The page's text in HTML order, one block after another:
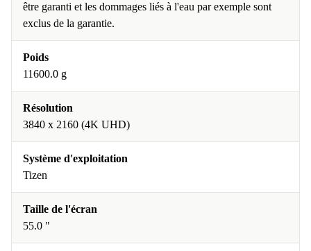
être garanti et les dommages liés à l'eau par exemple sont
exclus de la garantie.
Poids
11600.0 g
Résolution
3840 x 2160 (4K UHD)
Système d'exploitation
Tizen
Taille de l'écran
55.0 "